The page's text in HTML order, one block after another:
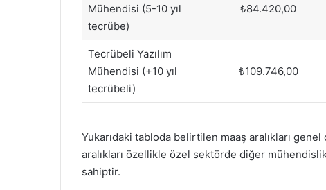
Mühendisi (5-10 yıl
tecrübe)
₺84.420,00
Tecrübeli Yazılım
Mühendisi (+10 yıl
tecrübeli)
₺109.746,00
Yukarıdaki tabloda belirtilen maaş aralıkları
aralıkları özellikle özel sektörde diğer
sahiptir.